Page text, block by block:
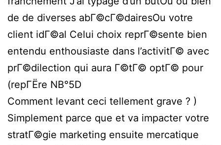
de de diverses abГ©cГ©dairesOu votre
client idГ©al Celui choix reprГ©sente bien
entendu enthousiaste dans l’activitГ© avec
prГ©dilection qui aura Г©tГ© optГ© pour
(repГЁre NВ°5D
Comment levant ceci tellement grave ? )
Simplement parce que et va impacter votre
stratГ©gie marketing ensuite mercatique